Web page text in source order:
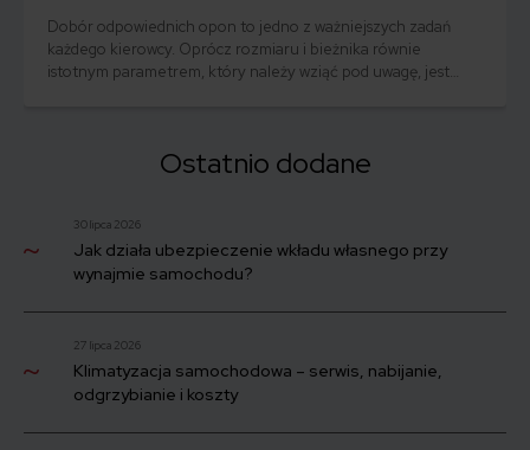
Dobór odpowiednich opon to jedno z ważniejszych zadań
każdego kierowcy. Oprócz rozmiaru i bieżnika równie
istotnym parametrem, który należy wziąć pod uwagę, jest
Ostatnio dodane
30 lipca 2026
Jak działa ubezpieczenie wkładu własnego przy
wynajmie samochodu?
27 lipca 2026
Klimatyzacja samochodowa – serwis, nabijanie,
odgrzybianie i koszty